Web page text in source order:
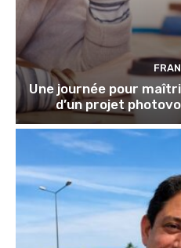
Une journée pour
d’un projet